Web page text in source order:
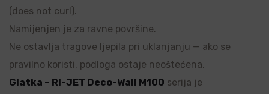
(does not curl).
Namijenjen je za ravne površine.
Ne ostavlja tragove ljepila pri uklanjanju — ako se
pravilno koristi, podloga ostaje neoštećena.
Glatka – RI-JET Deco-Wall M100 serija je